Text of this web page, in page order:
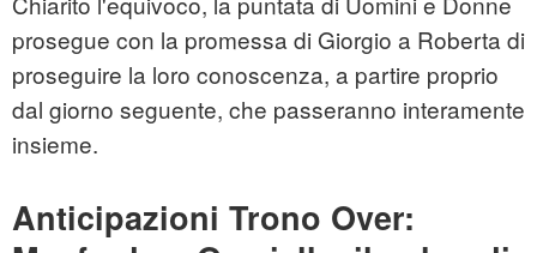
prosegue con la promessa di Giorgio a Roberta di
proseguire la loro conoscenza, a partire proprio
dal giorno seguente, che passeranno interamente
insieme.
Anticipazioni Trono Over: